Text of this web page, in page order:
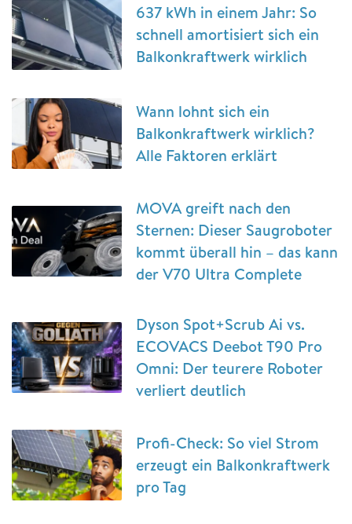
637 kWh in einem Jahr: So
schnell amortisiert sich ein
Balkonkraftwerk wirklich
Wann lohnt sich ein
Balkonkraftwerk wirklich?
Alle Faktoren erklärt
MOVA greift nach den
Sternen: Dieser Saugroboter
kommt überall hin – das kann
der V70 Ultra Complete
Dyson Spot+Scrub Ai vs.
ECOVACS Deebot T90 Pro
Omni: Der teurere Roboter
verliert deutlich
Profi-Check: So viel Strom
erzeugt ein Balkonkraftwerk
pro Tag